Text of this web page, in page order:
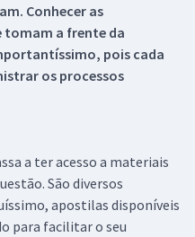
Conhecer as
tomam a frente da
pois cada
os processos
a ter acesso a materiais
São diversos
apostilas disponíveis
para facilitar o seu